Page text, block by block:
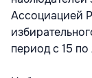
Ассоциацией
период с 15